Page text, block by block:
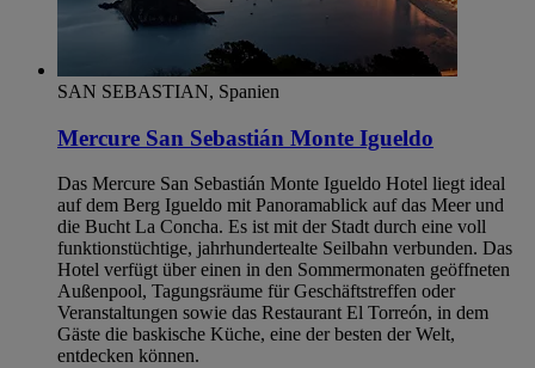
SAN SEBASTIAN, Spanien
Mercure San Sebastián Monte Igueldo
Das Mercure San Sebastián Monte Igueldo Hotel liegt ideal
auf dem Berg Igueldo mit Panoramablick auf das Meer und
die Bucht La Concha. Es ist mit der Stadt durch eine voll
funktionstüchtige, jahrhundertealte Seilbahn verbunden. Das
Hotel verfügt über einen in den Sommermonaten geöffneten
Außenpool, Tagungsräume für Geschäftstreffen oder
Veranstaltungen sowie das Restaurant El Torreón, in dem
Gäste die baskische Küche, eine der besten der Welt,
entdecken können.